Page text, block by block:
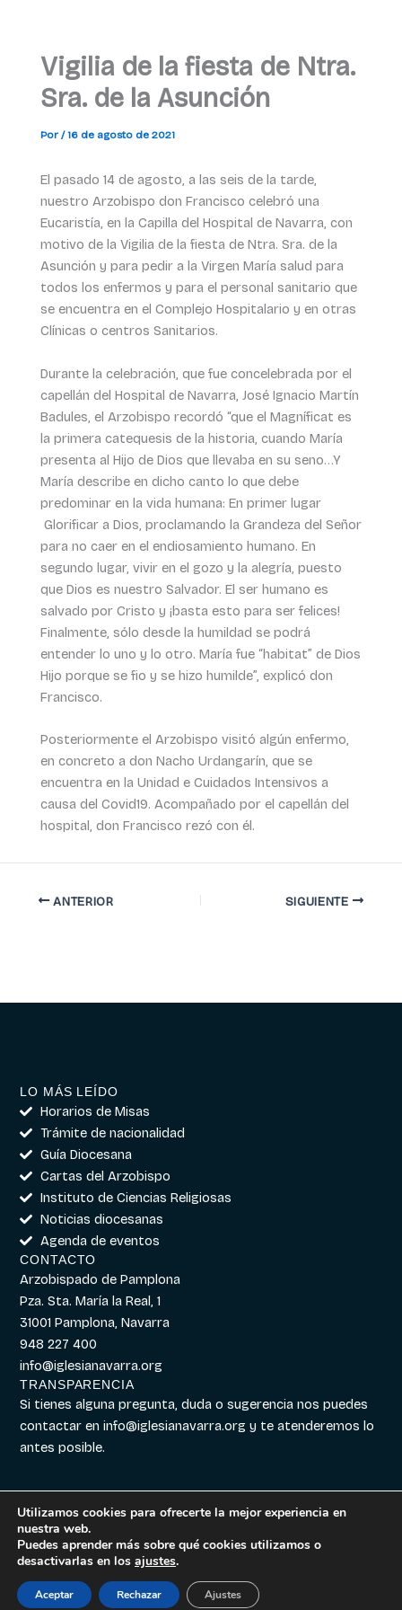
Vigilia de la fiesta de Ntra.
Sra. de la Asunción
Por /16 de agosto de 2021
El pasado 14 de agosto, a las seis de la tarde,
nuestro Arzobispo don Francisco celebró una
Eucaristía, en la Capilla del Hospital de Navarra, con
motivo de la Vigilia de la fiesta de Ntra. Sra. de la
Asunción y para pedir a la Virgen María salud para
todos los enfermos y para el personal sanitario que
se encuentra en el Complejo Hospitalario y en otras
Clínicas o centros Sanitarios.
Durante la celebración, que fue concelebrada por el
capellán del Hospital de Navarra, José Ignacio Martín
Badules, el Arzobispo recordó “que el Magníficat es
la primera catequesis de la historia, cuando María
presenta al Hijo de Dios que llevaba en su seno…Y
María describe en dicho canto lo que debe
predominar en la vida humana: En primer lugar
Glorificar a Dios, proclamando la Grandeza del Señor
para no caer en el endiosamiento humano. En
segundo lugar, vivir en el gozo y la alegría, puesto
que Dios es nuestro Salvador. El ser humano es
salvado por Cristo y ¡basta esto para ser felices!
Finalmente, sólo desde la humildad se podrá
entender lo uno y lo otro. María fue “habitat” de Dios
Hijo porque se fio y se hizo humilde”, explicó don
Francisco.
Posteriormente el Arzobispo visitó algún enfermo,
en concreto a don Nacho Urdangarín, que se
encuentra en la Unidad e Cuidados Intensivos a
causa del Covid19. Acompañado por el capellán del
hospital, don Francisco rezó con él.
ANTERIOR SIGUIENTE
LO MÁS LEÍDO
Horarios de Misas
Trámite de nacionalidad
Guía Diocesana
Cartas del Arzobispo
Instituto de Ciencias Religiosas
Noticias diocesanas
Agenda de eventos
CONTACTO
Arzobispado de Pamplona
Pza. Sta. María la Real, 1
31001 Pamplona, Navarra
948 227 400
info@iglesianavarra.org
TRANSPARENCIA
Si tienes alguna pregunta, duda o sugerencia nos puedes
contactar eninfo@iglesianavarra.org y te atenderemos lo
antes posible.
Aviso legal|
Cookies|Política de
Utilizamos cookies para ofrecerte la mejor experiencia en
nuestra web.
Puedes aprender más sobre qué cookies utilizamos o
desactivarlas en los ajustes.
Aceptar Rechazar Ajustes